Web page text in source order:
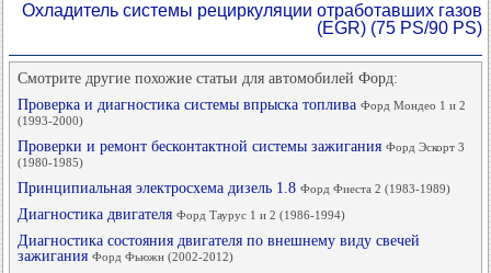
Охладитель системы рециркуляции отработавших газов
(EGR) (75 PS/90 PS)
Смотрите другие похожие статьи для автомобилей Форд:
Проверка и диагностика системы впрыска топлива Форд Мондео 1 и 2
(1993-2000)
Проверки и ремонт бесконтактной системы зажигания Форд Эскорт 3
(1980-1985)
Принципиальная электросхема дизель 1.8 Форд Фиеста 2 (1983-1989)
Диагностика двигателя Форд Таурус 1 и 2 (1986-1994)
Диагностика состояния двигателя по внешнему виду свечей
зажигания Форд Фьюжн (2002-2012)